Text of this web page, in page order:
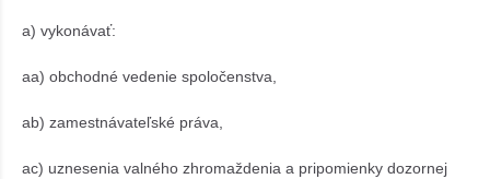
a) vykonávať:
aa) obchodné vedenie spoločenstva,
ab) zamestnávateľské práva,
ac) uznesenia valného zhromaždenia a pripomienky dozornej